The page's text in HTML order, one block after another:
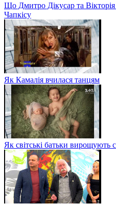
Що Дмитро Дікусар та
Чапкісу
Як Камалія вчилася танцям
Як світські батьки вирощують